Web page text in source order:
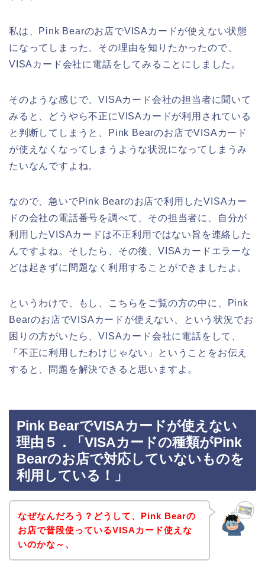
私は、Pink Bearのお店でVISAカードが使えない状態
になってしまった、その理由を知りたかったので、
VISAカード会社に電話をしてみることにしました。
そのような感じで、VISAカード会社の担当者に聞いて
みると、どうやら不正にVISAカードが利用されている
と判断してしまうと、Pink Bearのお店でVISAカード
が使えなくなってしまうような状況になってしまうみ
たいなんですよね。
なので、急いでPink Bearのお店で利用したVISAカー
ドの会社の電話番号を調べて、その担当者に、自分が
利用したVISAカードは不正利用ではない旨を連絡した
んですよね。そしたら、その後、VISAカードエラーな
どは起きずに問題なく利用することができましたよ。
というわけで、もし、こちらをご覧の方の中に、Pink
Bearのお店でVISAカードが使えない、という状況でお
困りの方がいたら、VISAカード会社に電話をして、
「不正に利用したわけじゃない」ということをお伝え
すると、問題を解決できると思いますよ。
Pink BearでVISAカードが使えない
理由５．「VISAカードの種類がPink
Bearのお店で対応していないものを
利用している！」
なぜなんだろう？どうして、Pink Bearの
お店で普段使っているVISAカード使えな
いのかな～、